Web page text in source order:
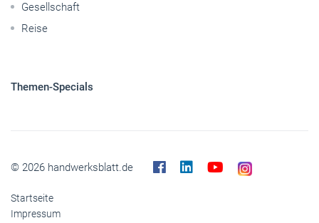
Gesellschaft
Reise
Themen-Specials
© 2026 handwerksblatt.de
Startseite
Impressum